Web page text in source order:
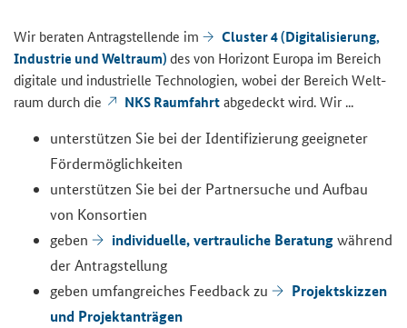
Wir be­ra­ten An­trag­stel­len­de im
Clus­ter 4 (Di­gi­ta­li­sie­rung,
In­dus­trie und Welt­raum)des von Ho­ri­zont Eu­ro­pa im Be­reich
di­gi­ta­le und in­dus­tri­el­le Tech­no­lo­gien, wobei der Be­reich Welt­
raum durch die
NKS Raum­fahrtab­ge­deckt wird. Wir ...
un­ter­stüt­zen Sie bei der Iden­ti­fi­zie­rung ge­eig­ne­ter
För­der­mög­lich­kei­ten
un­ter­stüt­zen Sie bei der Part­ner­su­che und Auf­bau
von Kon­sor­ti­en
geben
in­di­vi­du­el­le, ver­trau­li­che Be­ra­tungwäh­rend
der An­trag­stel­lung
geben um­fang­rei­ches Feed­back zu
Pro­jekt­skiz­zen
und Pro­jekt­an­trä­gen